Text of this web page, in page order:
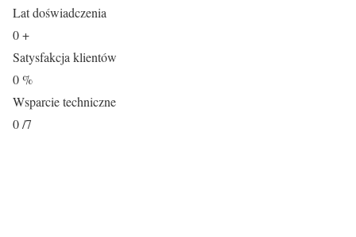
Lat doświadczenia
0+
Satysfakcja klientów
0%
Wsparcie techniczne
0/7